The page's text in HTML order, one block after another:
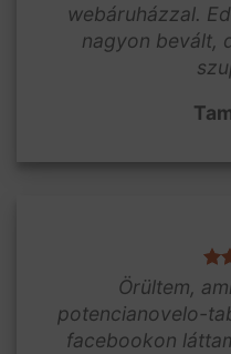
webáruházzal.
nagyon bevált,
Örültem,
potencianovelo-
facebookon